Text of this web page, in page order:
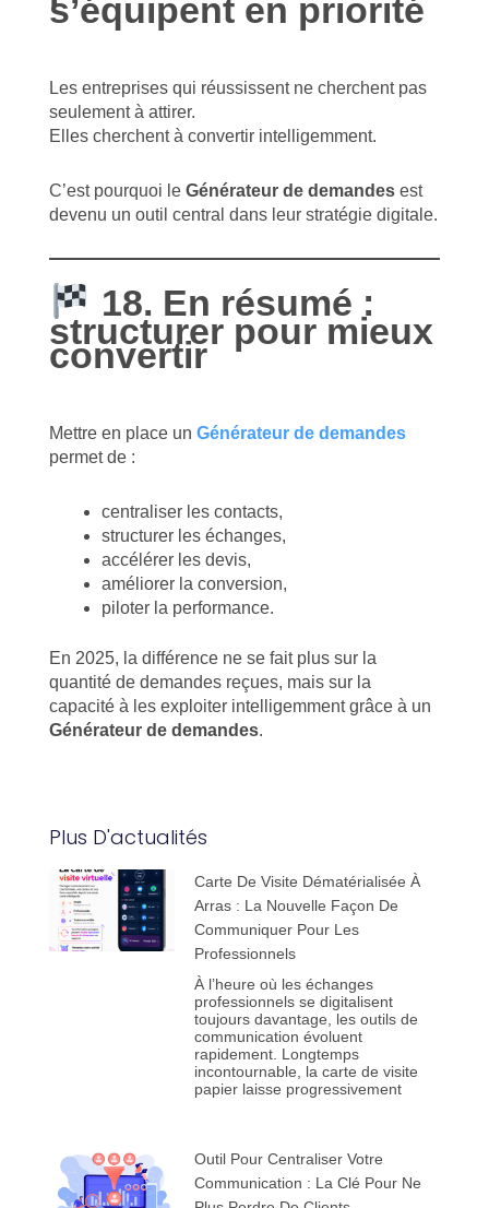
s’équipent en priorité
Les entreprises qui réussissent ne cherchent pas
seulement à attirer.
Elles cherchent à convertir intelligemment.
C’est pourquoi le Générateur de demandes est
devenu un outil central dans leur stratégie digitale.
18. En résumé :
structurer pour mieux
convertir
Mettre en place un Générateur de demandes
permet de :
centraliser les contacts,
structurer les échanges,
accélérer les devis,
améliorer la conversion,
piloter la performance.
En 2025, la différence ne se fait plus sur la
quantité de demandes reçues, mais sur la
capacité à les exploiter intelligemment grâce à un
Générateur de demandes.
Plus D'actualités
Carte De Visite Dématérialisée À
Arras : La Nouvelle Façon De
Communiquer Pour Les
Professionnels
À l’heure où les échanges
professionnels se digitalisent
toujours davantage, les outils de
communication évoluent
rapidement. Longtemps
incontournable, la carte de visite
papier laisse progressivement
Outil Pour Centraliser Votre
Communication : La Clé Pour Ne